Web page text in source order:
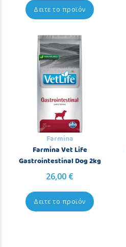
Δειτε το προϊόν
Farmina
Farmina Vet Life
Gastrointestinal Dog 2kg
26,00 €
Δειτε το προϊόν